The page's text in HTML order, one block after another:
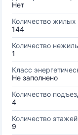
Нет
Количество
144
Количество
1
Класс
Не заполнено
Количество
4
Количество
9